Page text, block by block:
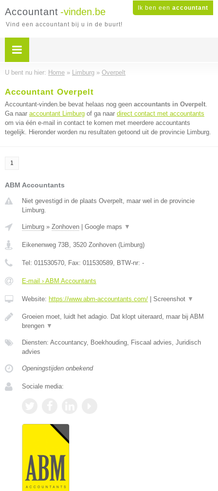
Ik ben een accountant
Accountant -vinden.be
Vind een accountant bij u in de buurt!
U bent nu hier: Home » Limburg » Overpelt
Accountant Overpelt
Accountant-vinden.be bevat helaas nog geen accountants in Overpelt.
Ga naar accountant Limburg of ga naar direct contact met accountants
om via één e-mail in contact te komen met meerdere accountants
tegelijk. Hieronder worden nu resultaten getoond uit de provincie Limburg.
1
ABM Accountants
Niet gevestigd in de plaats Overpelt, maar wel in de provincie
Limburg.
Limburg » Zonhoven Google maps ▼
Eikenenweg 73B, 3520 Zonhoven (Limburg)
Tel: 011530570, Fax: 011530589, BTW-nr: -
E-mail › ABM Accountants
Website: https://www.abm-accountants.com/ Screenshot ▼
Groeien moet, luidt het adagio. Dat klopt uiteraard, maar bij ABM
brengen ▼
Diensten: Accountancy, Boekhouding, Fiscaal advies, Juridisch
advies
Openingstijden onbekend
Sociale media: